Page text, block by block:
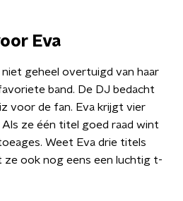
Eva
geheel overtuigd van haar
band. De DJ bedacht
voor de fan. Eva krijgt vier
ze één titel goed raad wint
Weet Eva drie titels
ze ook nog eens een luchtig t-